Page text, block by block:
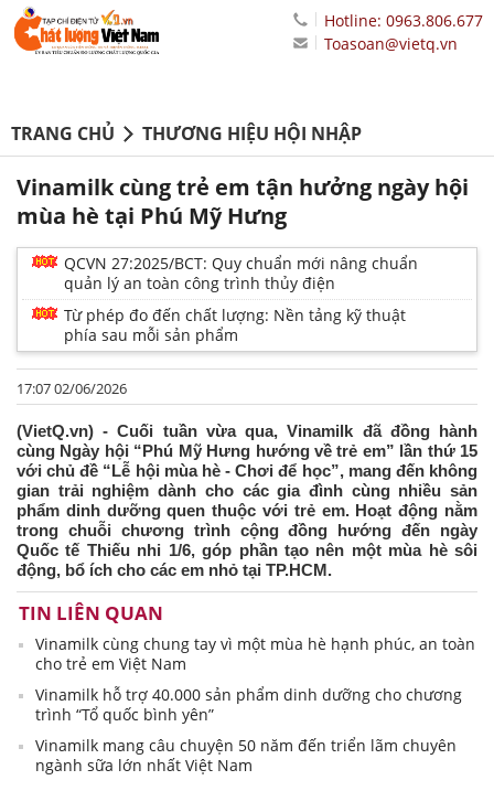
Hotline: 0963.806.677
Toasoan@vietq.vn
TRANG CHỦ THƯƠNG HIỆU HỘI NHẬP
Vinamilk cùng trẻ em tận hưởng ngày hội
mùa hè tại Phú Mỹ Hưng
QCVN 27:2025/BCT: Quy chuẩn mới nâng chuẩn
quản lý an toàn công trình thủy điện
Từ phép đo đến chất lượng: Nền tảng kỹ thuật
phía sau mỗi sản phẩm
17:07 02/06/2026
(VietQ.vn) - Cuối tuần vừa qua, Vinamilk đã đồng hành
cùng Ngày hội “Phú Mỹ Hưng hướng về trẻ em” lần thứ 15
với chủ đề “Lễ hội mùa hè - Chơi để học”, mang đến không
gian trải nghiệm dành cho các gia đình cùng nhiều sản
phẩm dinh dưỡng quen thuộc với trẻ em. Hoạt động nằm
trong chuỗi chương trình cộng đồng hướng đến ngày
Quốc tế Thiếu nhi 1/6, góp phần tạo nên một mùa hè sôi
động, bổ ích cho các em nhỏ tại TP.HCM.
TIN LIÊN QUAN
Vinamilk cùng chung tay vì một mùa hè hạnh phúc, an toàn
cho trẻ em Việt Nam
Vinamilk hỗ trợ 40.000 sản phẩm dinh dưỡng cho chương
trình “Tổ quốc bình yên”
Vinamilk mang câu chuyện 50 năm đến triển lãm chuyên
ngành sữa lớn nhất Việt Nam